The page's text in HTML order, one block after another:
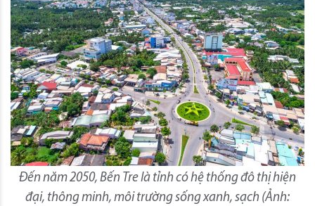
Đến năm 2050, Bến Tre là tỉnh có hệ thống đô thị hiện
đại, thông minh, môi trường sống xanh, sạch (Ảnh: